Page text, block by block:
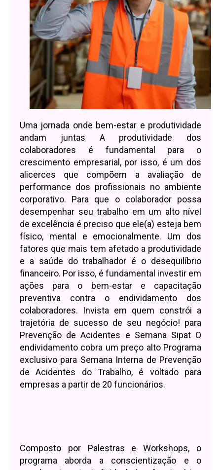
Uma jornada onde bem-estar e produtividade
andam juntas A produtividade dos
colaboradores é fundamental para o
crescimento empresarial, por isso, é um dos
alicerces que compõem a avaliação de
performance dos profissionais no ambiente
corporativo. Para que o colaborador possa
desempenhar seu trabalho em um alto nível
de excelência é preciso que ele(a) esteja bem
físico, mental e emocionalmente. Um dos
fatores que mais tem afetado a produtividade
e a saúde do trabalhador é o desequilíbrio
financeiro. Por isso, é fundamental investir em
ações para o bem-estar e capacitação
preventiva contra o endividamento dos
colaboradores. Invista em quem constrói a
trajetória de sucesso de seu negócio! para
Prevenção de Acidentes e Semana Sipat O
endividamento cobra um preço alto Programa
exclusivo para Semana Interna de Prevenção
de Acidentes do Trabalho, é voltado para
empresas a partir de 20 funcionários.
Composto por Palestras e Workshops, o
programa aborda a conscientização e o